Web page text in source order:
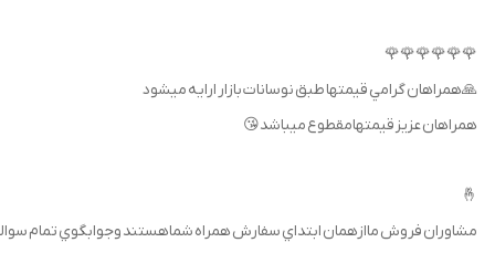
🌹🌹🌹🌹🌹🌹
🙏همراهان گرامي قيمتها طبق نوسانات بازار ارايه ميشود
همراهان عزيز قيمتهامقطوع ميباشد😘
🤞
مشاوران فروش ماازهمان ابتداي سفارش همراه شماهستند وجوابگوي تمام